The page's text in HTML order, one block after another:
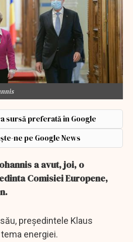
sursă preferată în Google
ne pe Google News
a avut, joi, o
Comisiei Europene,
preşedintele Klaus
energiei.